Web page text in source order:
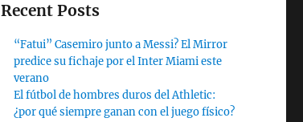
Recent Posts
“Fatui” Casemiro junto a Messi? El Mirror
predice su fichaje por el Inter Miami este
verano
El fútbol de hombres duros del Athletic:
¿por qué siempre ganan con el juego físico?